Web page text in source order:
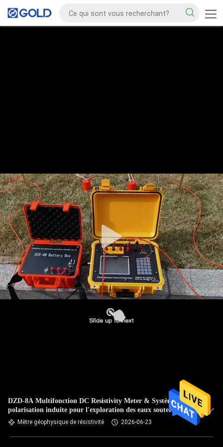
DZD-8A Multifonction DC Resistivity Meter & Système de
polarisation induite pour l'exploration des eaux souterraines
et les enquêtes ERT
Mètre géophysique de résistivité 2026-06-23